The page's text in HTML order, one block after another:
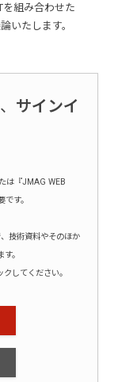
を組み合わせた
いたします。
サインイ
は『JMAG WEB
す。
技術資料やそのほか
。
してください。